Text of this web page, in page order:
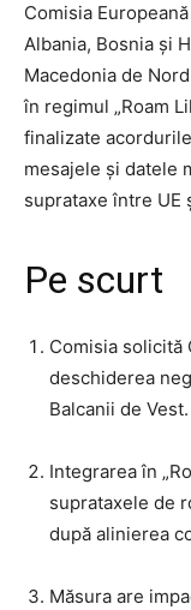
Comisia
Albania, Bosnia și
Macedonia de
în regimul „Roam
finalizate
mesajele și datele
suprataxe între UE
Pe scurt
Comisia solicită
deschiderea
Balcanii de Vest.
Integrarea în
suprataxele de
după alinierea
Măsura are